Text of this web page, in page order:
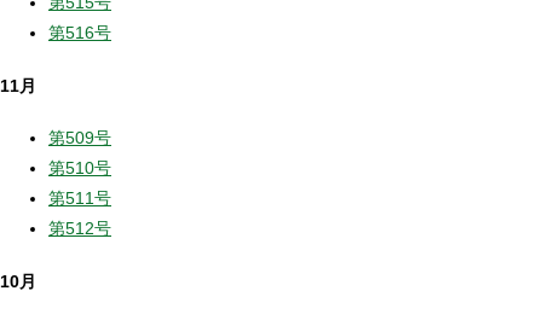
第516号
11月
第509号
第510号
第511号
第512号
10月